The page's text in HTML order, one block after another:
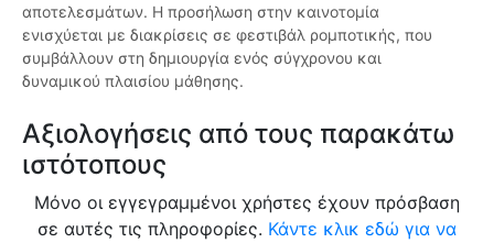
αποτελεσμάτων. Η προσήλωση στην καινοτομία
ενισχύεται με διακρίσεις σε φεστιβάλ ρομποτικής, που
συμβάλλουν στη δημιουργία ενός σύγχρονου και
δυναμικού πλαισίου μάθησης.
Αξιολογήσεις από τους παρακάτω
ιστότοπους
Μόνο οι εγγεγραμμένοι χρήστες έχουν πρόσβαση
σε αυτές τις πληροφορίες. Κάντε κλικ εδώ για να